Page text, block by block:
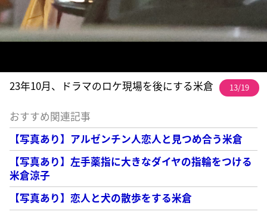
23年10月、ドラマのロケ現場を後にする米倉 13/19
おすすめ関連記事
【写真あり】アルゼンチン人恋人と見つめ合う米倉
【写真あり】左手薬指に大きなダイヤの指輪をつける
米倉涼子
【写真あり】恋人と犬の散歩をする米倉